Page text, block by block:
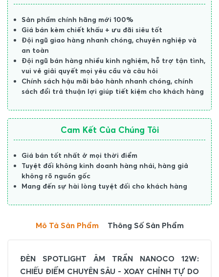
Sản phẩm chính hãng mới 100%
Giá bán kèm chiết khấu + ưu đãi siêu tốt
Đội ngũ giao hàng nhanh chóng, chuyên nghiệp và
an toàn
Đội ngũ bán hàng nhiều kinh nghiệm, hỗ trợ tận tình,
vui vẻ giải quyết mọi yêu cầu và câu hỏi
Chính sách hậu mãi bảo hành nhanh chóng, chính
sách đổi trả thuận lợi giúp tiết kiệm cho khách hàng
Cam Kết Của Chúng Tôi
Giá bán tốt nhất ở mọi thời điểm
Tuyệt đối không kinh doanh hàng nhái, hàng giả
không rõ nguồn gốc
Mang đến sự hài lòng tuyệt đối cho khách hàng
Mô Tả Sản Phẩm Thông Số Sản Phẩm
ĐÈN SPOTLIGHT ÂM TRẦN NANOCO 12W:
CHIẾU ĐIỂM CHUYÊN SÂU - XOAY CHỈNH TỰ DO